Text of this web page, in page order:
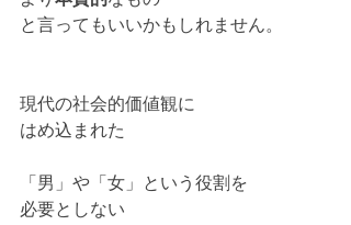
と言ってもいいかもしれません。
現代の社会的価値観に
はめ込まれた
「男」や「女」という役割を
必要としない